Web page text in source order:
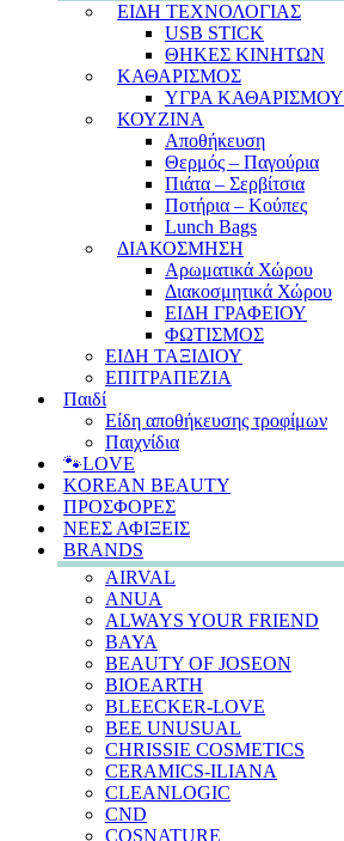
ΕΙΔΗ ΤΕΧΝΟΛΟΓΙΑΣ
USB STICK
ΘΗΚΕΣ ΚΙΝΗΤΩΝ
ΚΑΘΑΡΙΣΜΟΣ
ΥΓΡΑ ΚΑΘΑΡΙΣΜΟΥ
ΚΟΥΖΙΝΑ
Αποθήκευση
Θερμός – Παγούρια
Πιάτα – Σερβίτσια
Ποτήρια – Κούπες
Lunch Bags
ΔΙΑΚΟΣΜΗΣΗ
Αρωματικά Χώρου
Διακοσμητικά Χώρου
ΕΙΔΗ ΓΡΑΦΕΙΟΥ
ΦΩΤΙΣΜΟΣ
ΕΙΔΗ ΤΑΞΙΔΙΟΥ
ΕΠΙΤΡΑΠΕΖΙΑ
Παιδί
Είδη αποθήκευσης τροφίμων
Παιχνίδια
🐾LOVE
KOREAN BEAUTY
ΠΡΟΣΦΟΡΕΣ
ΝΕΕΣ ΑΦΙΞΕΙΣ
BRANDS
AIRVAL
ANUA
ALWAYS YOUR FRIEND
BAYA
BEAUTY OF JOSEON
BIOEARTH
BLEECKER-LOVE
BEE UNUSUAL
CHRISSIE COSMETICS
CERAMICS-ILIANA
CLEANLOGIC
CND
COSNATURE